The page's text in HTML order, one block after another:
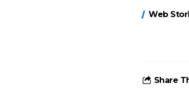
Web
होंगे
आसान
Share